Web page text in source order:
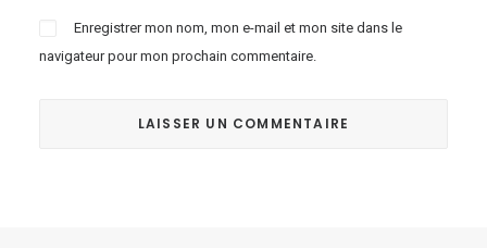
Enregistrer mon nom, mon e-mail et mon site dans le
navigateur pour mon prochain commentaire.